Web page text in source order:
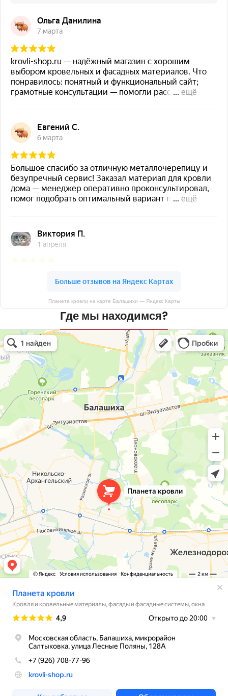
Планета кровли на карте Балашихи — Яндекс Карты
Где мы находимся?
Планета кровли
Кровля и кровельные материалы в Балашихе
Окна в Балашихе